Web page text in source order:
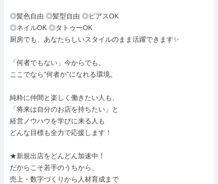
◎髪色自由 ◎髪型自由 ◎ピアスOK
◎ネイルOK ◎タトゥーOK
厨房でも、あなたらしいスタイルのまま活躍できます✨
「何者でもない」今からでも、
ここでなら"何者か"になれる環境。
純粋に仲間と楽しく働きたい人も、
「将来は自分のお店を持ちたい」と
経営ノウハウを学びに来る人も
どんな目標も全力で応援します！
★新規出店をどんどん加速中！
だからこそ若手のうちから、
売上・数字づくりから人材育成まで